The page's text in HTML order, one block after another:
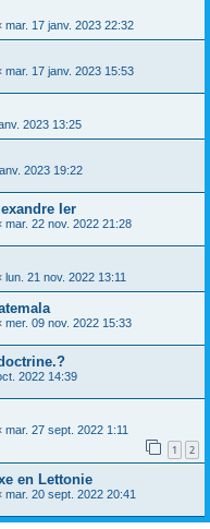
mar. 17 janv. 2023 22:32
mar. 17 janv. 2023 15:53
2023 13:25
2023 19:22
Ier
mar. 22 nov. 2022 21:28
lun. 21 nov. 2022 13:11
mer. 09 nov. 2022 15:33
2022 14:39
mar. 27 sept. 2022 1:11
1 2
en Lettonie
mar. 20 sept. 2022 20:41